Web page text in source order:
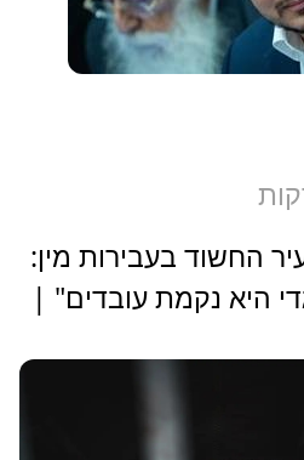
החשוד בעבירות מין:
היא נקמת עובדים" |